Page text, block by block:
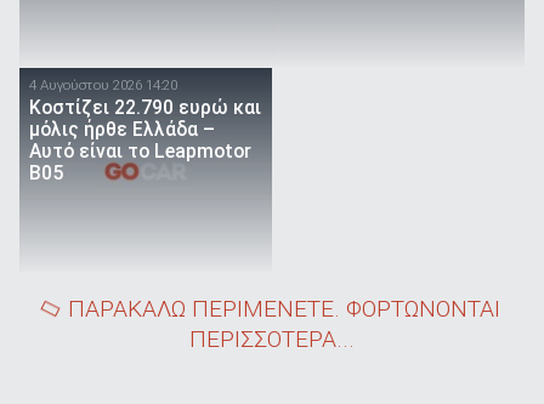
4 Αυγούστου 2026 14:20
Κοστίζει 22.790 ευρώ και
μόλις ήρθε Ελλάδα –
Αυτό είναι το Leapmotor
B05
ΠΑΡΑΚΑΛΩ ΠΕΡΙΜΕΝΕΤΕ. ΦΟΡΤΩΝΟΝΤΑΙ
ΠΕΡΙΣΣΟΤΕΡΑ...